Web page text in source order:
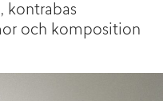
, kontrabas
och komposition